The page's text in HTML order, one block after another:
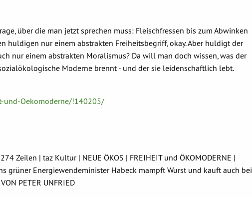
über die man jetzt sprechen muss: Fleischfressen bis zum Abwinken
huldigen nur einem abstrakten Freiheitsbegriff, okay. Aber huldigt der
nur einem abstrakten Moralismus? Da will man doch wissen, was der
Moderne brennt - und der sie leidenschaftlich lebt.
und-Oekomoderne/!140205/
Zeilen | taz Kultur | NEUE ÖKOS | FREIHEIT und ÖKOMODERNE |
grüner Energiewendeminister Habeck mampft Wurst und kauft auch bei
PETER UNFRIED